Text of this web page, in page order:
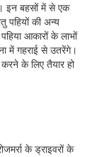
इन बहसों में से एक
पहियों की अन्य
आकारों के लाभों
में गहराई से उतरेंगे।
के लिए तैयार हो
के ड्राइवरों के